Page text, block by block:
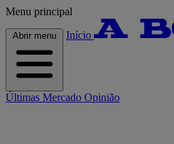
Menu principal
Abrir menu Início
Últimas Mercado Opinião